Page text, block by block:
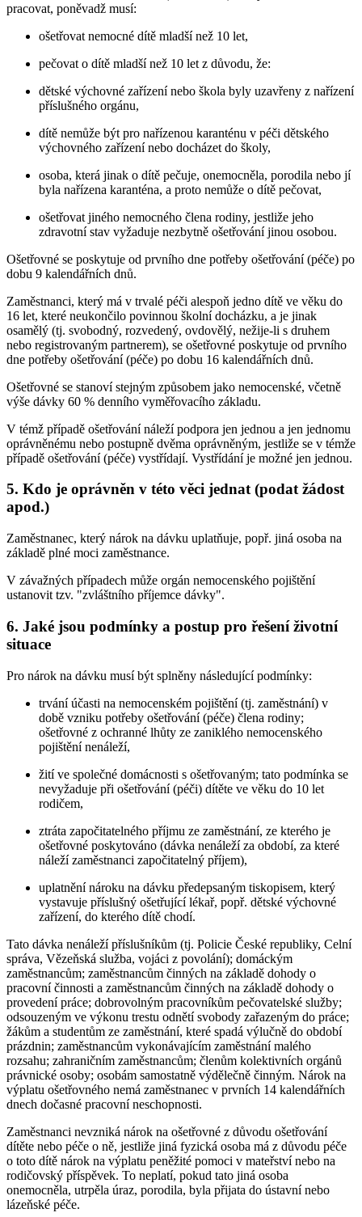
pracovat, poněvadž musí:
ošetřovat nemocné dítě mladší než 10 let,
pečovat o dítě mladší než 10 let z důvodu, že:
dětské výchovné zařízení nebo škola byly uzavřeny z nařízení
příslušného orgánu,
dítě nemůže být pro nařízenou karanténu v péči dětského
výchovného zařízení nebo docházet do školy,
osoba, která jinak o dítě pečuje, onemocněla, porodila nebo jí
byla nařízena karanténa, a proto nemůže o dítě pečovat,
ošetřovat jiného nemocného člena rodiny, jestliže jeho
zdravotní stav vyžaduje nezbytně ošetřování jinou osobou.
Ošetřovné se poskytuje od prvního dne potřeby ošetřování (péče) po
dobu 9 kalendářních dnů.
Zaměstnanci, který má v trvalé péči alespoň jedno dítě ve věku do
16 let, které neukončilo povinnou školní docházku, a je jinak
osamělý (tj. svobodný, rozvedený, ovdovělý, nežije-li s druhem
nebo registrovaným partnerem), se ošetřovné poskytuje od prvního
dne potřeby ošetřování (péče) po dobu 16 kalendářních dnů.
Ošetřovné se stanoví stejným způsobem jako nemocenské, včetně
výše dávky 60 % denního vyměřovacího základu.
V témž případě ošetřování náleží podpora jen jednou a jen jednomu
oprávněnému nebo postupně dvěma oprávněným, jestliže se v témže
případě ošetřování (péče) vystřídají. Vystřídání je možné jen jednou.
5. Kdo je oprávněn v této věci jednat (podat žádost
apod.)
Zaměstnanec, který nárok na dávku uplatňuje, popř. jiná osoba na
základě plné moci zaměstnance.
V závažných případech může orgán nemocenského pojištění
ustanovit tzv. "zvláštního příjemce dávky".
6. Jaké jsou podmínky a postup pro řešení životní
situace
Pro nárok na dávku musí být splněny následující podmínky:
trvání účasti na nemocenském pojištění (tj. zaměstnání) v
době vzniku potřeby ošetřování (péče) člena rodiny;
ošetřovné z ochranné lhůty ze zaniklého nemocenského
pojištění nenáleží,
žití ve společné domácnosti s ošetřovaným; tato podmínka se
nevyžaduje při ošetřování (péči) dítěte ve věku do 10 let
rodičem,
ztráta započitatelného příjmu ze zaměstnání, ze kterého je
ošetřovné poskytováno (dávka nenáleží za období, za které
náleží zaměstnanci započitatelný příjem),
uplatnění nároku na dávku předepsaným tiskopisem, který
vystavuje příslušný ošetřující lékař, popř. dětské výchovné
zařízení, do kterého dítě chodí.
Tato dávka nenáleží příslušníkům (tj. Policie České republiky, Celní
správa, Vězeňská služba, vojáci z povolání); domáckým
zaměstnancům; zaměstnancům činných na základě dohody o
pracovní činnosti a zaměstnancům činných na základě dohody o
provedení práce; dobrovolným pracovníkům pečovatelské služby;
odsouzeným ve výkonu trestu odnětí svobody zařazeným do práce;
žákům a studentům ze zaměstnání, které spadá výlučně do období
prázdnin; zaměstnancům vykonávajícím zaměstnání malého
rozsahu; zahraničním zaměstnancům; členům kolektivních orgánů
právnické osoby; osobám samostatně výdělečně činným. Nárok na
výplatu ošetřovného nemá zaměstnanec v prvních 14 kalendářních
dnech dočasné pracovní neschopnosti.
Zaměstnanci nevzniká nárok na ošetřovné z důvodu ošetřování
dítěte nebo péče o ně, jestliže jiná fyzická osoba má z důvodu péče
o toto dítě nárok na výplatu peněžité pomoci v mateřství nebo na
rodičovský příspěvek. To neplatí, pokud tato jiná osoba
onemocněla, utrpěla úraz, porodila, byla přijata do ústavní nebo
lázeňské péče.